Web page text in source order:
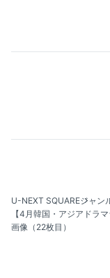
U-NEXT SQUAREジャン
画像（22枚目）